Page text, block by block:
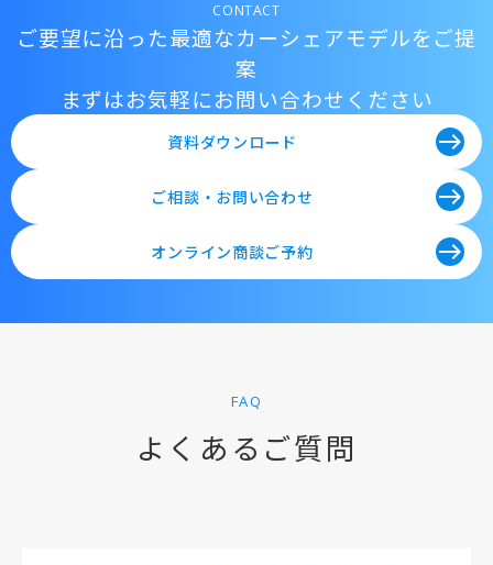
CONTACT
ご要望に沿った最適なカーシェアモデルをご提
案
まずはお気軽にお問い合わせください
資料ダウンロード east
ご相談・お問い合わせ east
オンライン商談ご予約 east
FAQ
よくあるご質問